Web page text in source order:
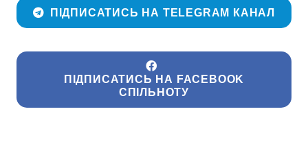
ПІДПИСАТИСЬ НА TELEGRAM КАНАЛ
ПІДПИСАТИСЬ НА FACEBOOK
СПІЛЬНОТУ